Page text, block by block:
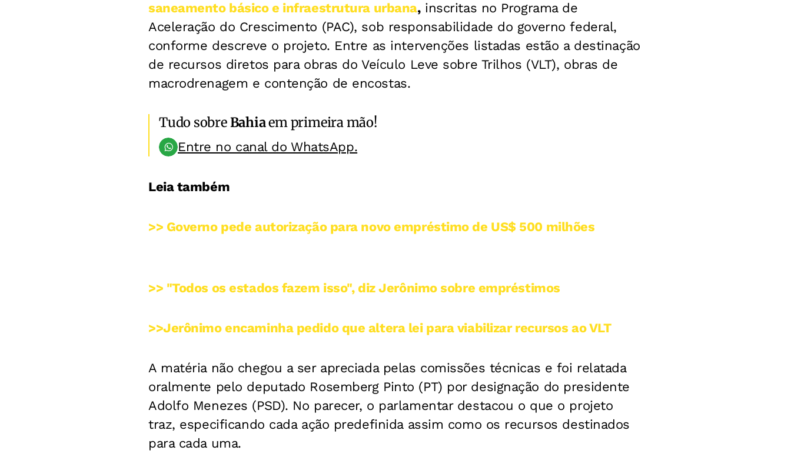
saneamento básico e infraestrutura urbana,inscritas no Programa de
Aceleração do Crescimento (PAC), sob responsabilidade do governo federal,
conforme descreve o projeto. Entre as intervenções listadas estão a destinação
de recursos diretos para obras do Veículo Leve sobre Trilhos (VLT), obras de
macrodrenagem e contenção de encostas.
Tudo sobreBahiaem primeira mão!
Entre no canal do WhatsApp.
Leia também
>> Governo pede autorização para novo empréstimo de US$ 500 milhões
>> "Todos os estados fazem isso", diz Jerônimo sobre empréstimos
>>Jerônimo encaminha pedido que altera lei para viabilizar recursos ao VLT
A matéria não chegou a ser apreciada pelas comissões técnicas e foi relatada
oralmente pelo deputado Rosemberg Pinto (PT) por designação do presidente
Adolfo Menezes (PSD). No parecer, o parlamentar destacou o que o projeto
traz, especificando cada ação predefinida assim como os recursos destinados
para cada uma.